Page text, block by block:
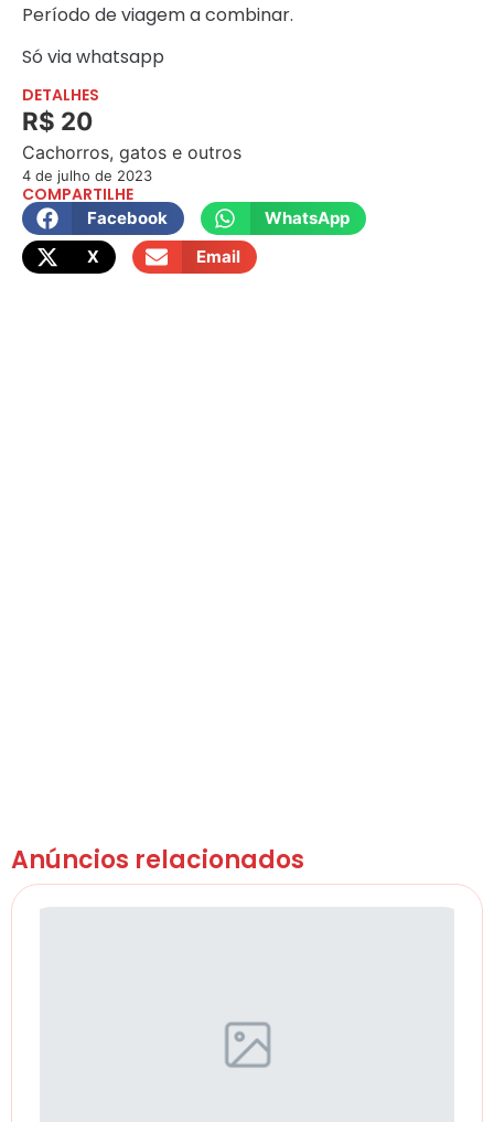
Período de viagem a combinar.
Só via whatsapp
DETALHES
R$ 20
Cachorros, gatos e outros
4 de julho de 2023
COMPARTILHE
Facebook
WhatsApp
X
Email
Anúncios relacionados